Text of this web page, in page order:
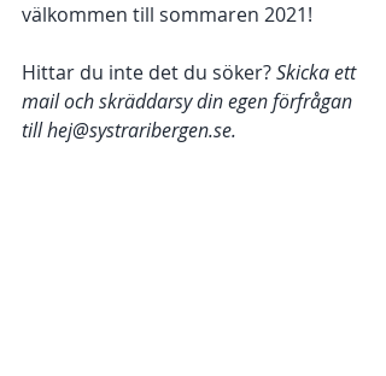
välkommen till sommaren 2021!
Hittar du inte det du söker? Skicka ett
mail och skräddarsy din egen förfrågan
till hej@systraribergen.se.